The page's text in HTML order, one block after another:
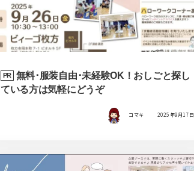
PR
無料･服装自由･未経験OK！おしごと探し
ている方は気軽にどうぞ
コマキ 2025年9月17日